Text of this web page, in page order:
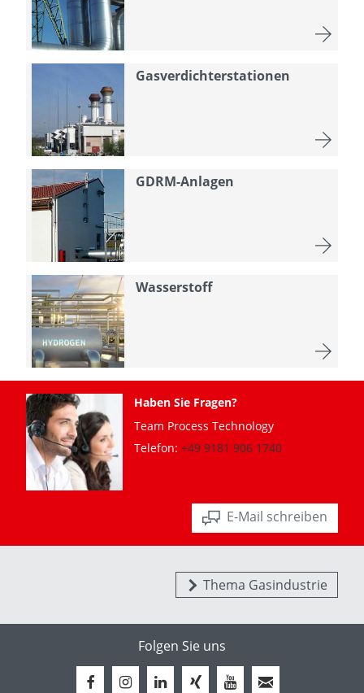
Gasverdichterstationen
GDRM-Anlagen
Wasserstoff
Haben Sie Fragen?
Team Process Technology
Telefon: +49 9181 906 1740
E-Mail schreiben
Thema Gasindustrie
Folgen Sie uns